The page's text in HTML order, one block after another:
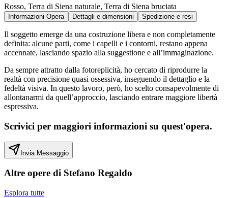
Rosso, Terra di Siena naturale, Terra di Siena bruciata
Informazioni Opera Dettagli e dimensioni Spedizione e resi
Il soggetto emerge da una costruzione libera e non completamente
definita: alcune parti, come i capelli e i contorni, restano appena
accennate, lasciando spazio alla suggestione e all’immaginazione.
Da sempre attratto dalla fotoreplicità, ho cercato di riprodurre la
realtà con precisione quasi ossessiva, inseguendo il dettaglio e la
fedeltà visiva. In questo lavoro, però, ho scelto consapevolmente di
allontanarmi da quell’approccio, lasciando entrare maggiore libertà
espressiva.
Scrivici per maggiori informazioni su quest'opera.
Invia Messaggio
Altre opere di Stefano Regaldo
Esplora tutte